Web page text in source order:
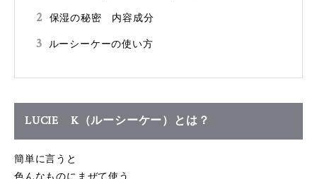
2 保湿の秘密 内容成分
3 ルーシーケーの使い方
LUCIE K（ルーシーケー）とは？
簡単に言うと